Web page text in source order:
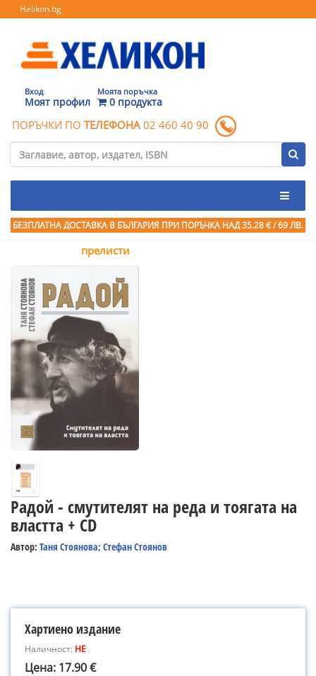
Helikon.bg
Вход
Моят профил
Моята поръчка
0 продукта
ПОРЪЧКИ ПО ТЕЛЕФОНА 02 460 40 90
БЕЗПЛАТНА ДОСТАВКА В БЪЛГАРИЯ ПРИ ПОРЪЧКА НАД 35.28 € / 69 ЛВ.
прелисти
Радой - смутителят на реда и тоягата на
властта + CD
Автор: Таня Стоянова; Стефан Стоянов
Хартиено издание
Наличност: НЕ
Цена: 17.90 €